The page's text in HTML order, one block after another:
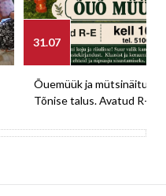
31.07
Õuemüük ja mütsinäitus
Tõnise talus. Avatud R-E